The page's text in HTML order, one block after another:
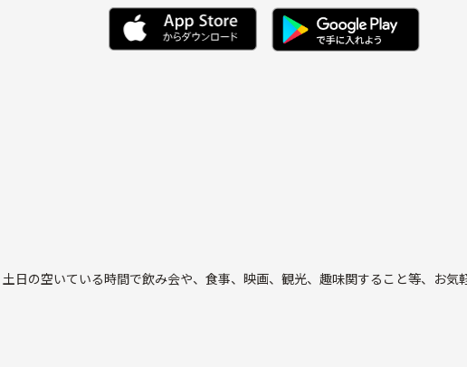
の空いている時間で飲み会や、食事、映画、観光、趣味関すること等、お気